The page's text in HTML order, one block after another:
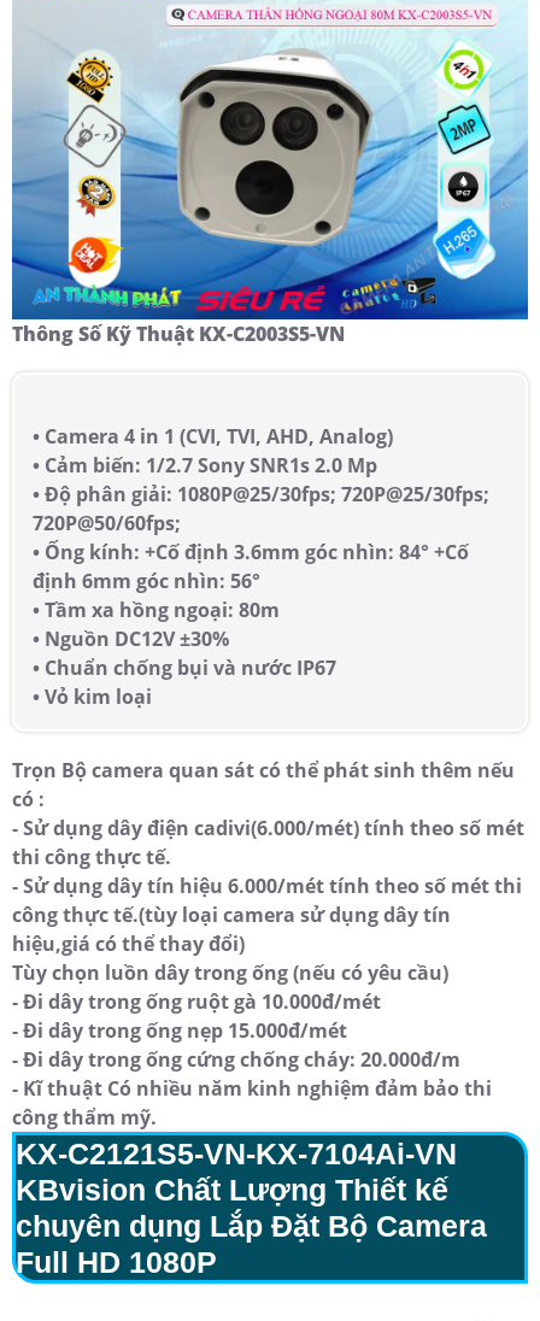
Thông Số Kỹ Thuật KX-C2003S5-VN
• Camera 4 in 1 (CVI, TVI, AHD, Analog)
• Cảm biến: 1/2.7 Sony SNR1s 2.0 Mp
• Độ phân giải: 1080P@25/30fps; 720P@25/30fps;
720P@50/60fps;
• Ống kính: +Cố định 3.6mm góc nhìn: 84° +Cố
định 6mm góc nhìn: 56°
• Tầm xa hồng ngoại: 80m
• Nguồn DC12V ±30%
• Chuẩn chống bụi và nước IP67
• Vỏ kim loại
Trọn Bộ camera quan sát có thể phát sinh thêm nếu
có :
- Sử dụng dây điện cadivi(6.000/mét) tính theo số mét
thi công thực tế.
- Sử dụng dây tín hiệu 6.000/mét tính theo số mét thi
công thực tế.(tùy loại camera sử dụng dây tín
hiệu,giá có thể thay đổi)
Tùy chọn luồn dây trong ống (nếu có yêu cầu)
- Đi dây trong ống ruột gà 10.000đ/mét
- Đi dây trong ống nẹp 15.000đ/mét
- Đi dây trong ống cứng chống cháy: 20.000đ/m
- Kĩ thuật Có nhiều năm kinh nghiệm đảm bảo thi
công thẩm mỹ.
KX-C2121S5-VN-KX-7104Ai-VN
KBvision Chất Lượng Thiết kế
chuyên dụng Lắp Đặt Bộ Camera
Full HD 1080P